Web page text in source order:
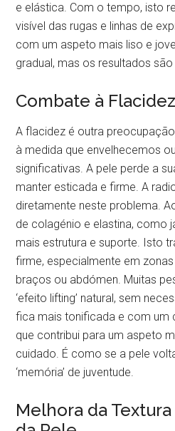
e elástica. Com o tempo, isto
visível das rugas e linhas de
com um aspeto mais liso e
gradual, mas os resultados
Combate à
A flacidez é outra
à medida que envelhecemos
significativas. A pele perde a
manter esticada e firme. A
diretamente neste problema.
de colagénio e elastina, como
mais estrutura e suporte. Isto
firme, especialmente em
braços ou abdómen. Muitas
‘efeito lifting’ natural, sem
fica mais tonificada e com um
que contribui para um aspeto
cuidado. É como se a pele
‘memória’ de juventude.
Melhora da